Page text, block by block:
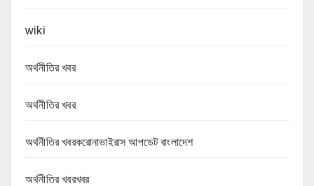
wiki
অর্থনীতির খবর
অর্থনীতির খবর
অর্থনীতির খবরকরোনাভাইরাস আপডেট বাংলাদেশ
অর্থনীতির খবরখবর